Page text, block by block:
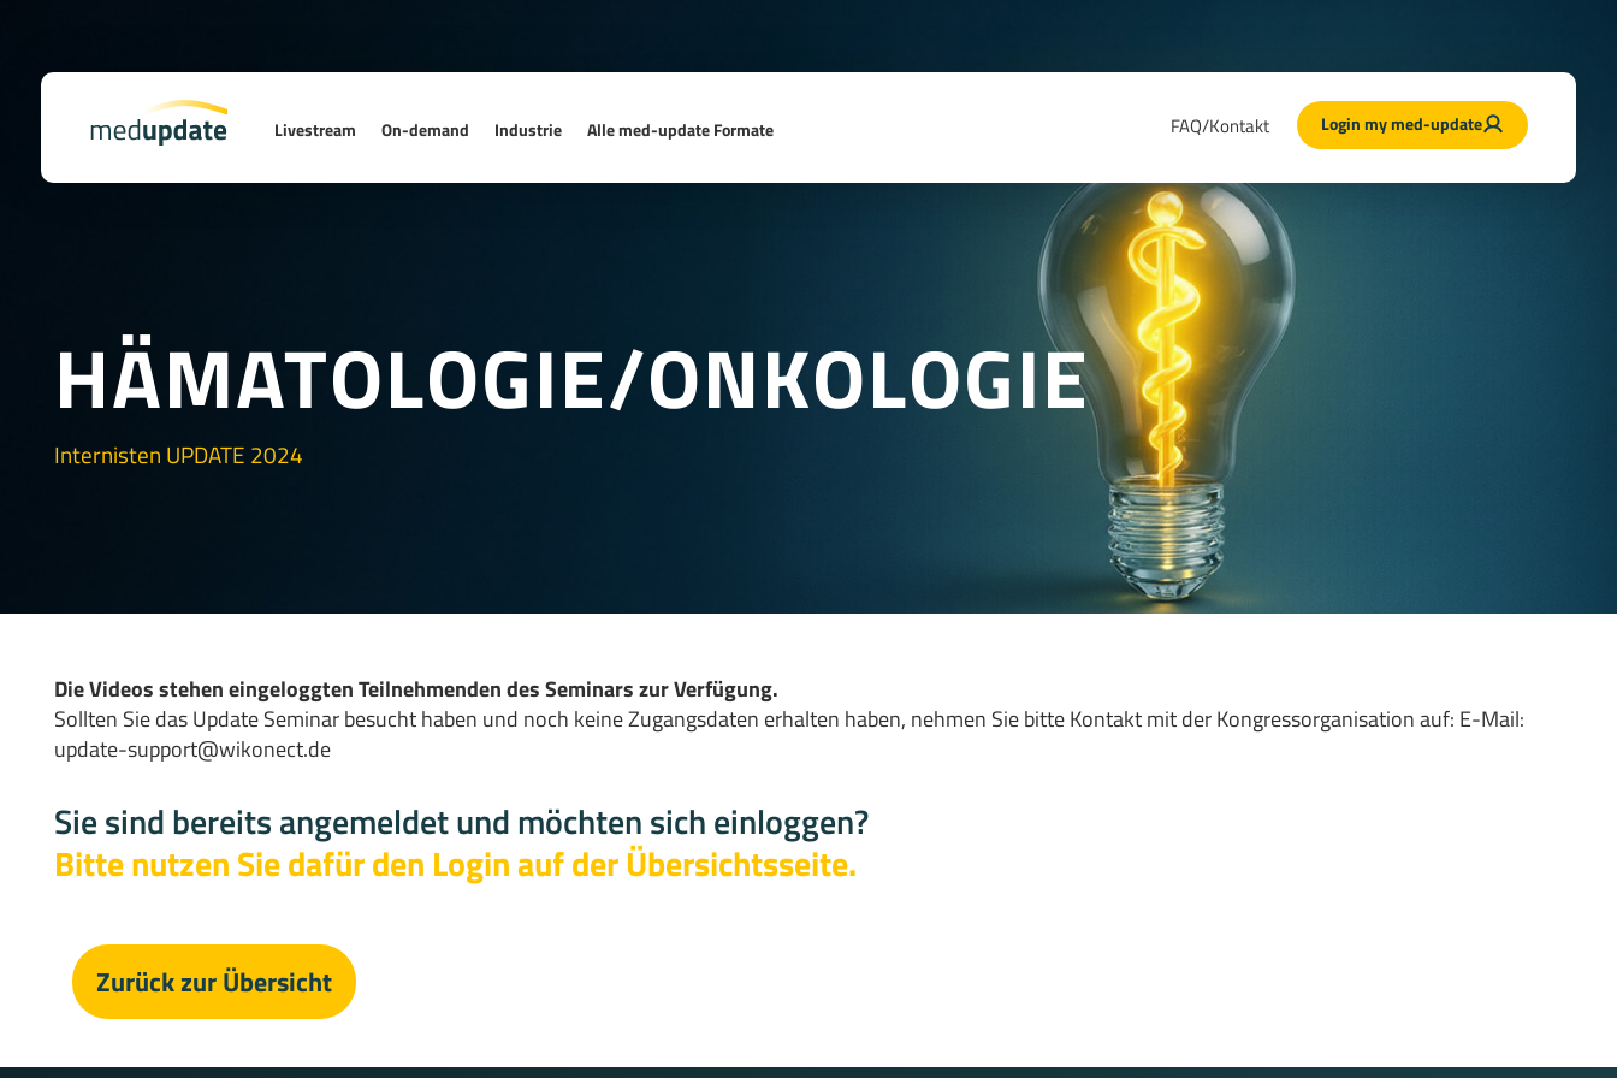
Livestream On-demand Industrie Alle med-update Formate FAQ/Kontakt Login my med-update
HÄMATOLOGIE/ONKOLOGIE
Internisten UPDATE 2024
Die Videos stehen eingeloggten Teilnehmenden des Seminars zur Verfügung.
Sollten Sie das Update Seminar besucht haben und noch keine Zugangsdaten erhalten haben, nehmen Sie bitte Kontakt mit der Kongressorganisation auf: E-Mail:
update-support@wikonect.de
Sie sind bereits angemeldet und möchten sich einloggen?
Bitte nutzen Sie dafür den Login auf der Übersichtsseite.
Zurück zur Übersicht